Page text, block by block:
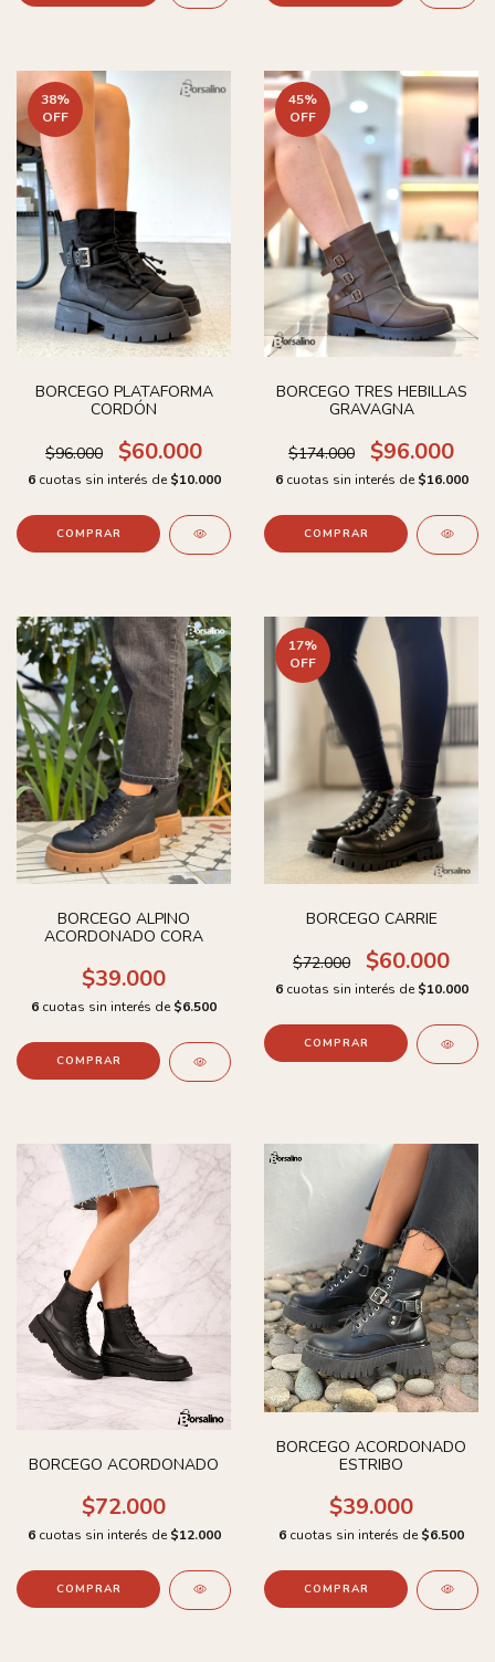
38%
OFF
BORCEGO PLATAFORMA
CORDÓN
$96.000 $60.000
6 cuotas sin interés de $10.000
COMPRAR
45%
OFF
BORCEGO TRES HEBILLAS
GRAVAGNA
$174.000 $96.000
6 cuotas sin interés de $16.000
COMPRAR
BORCEGO ALPINO
ACORDONADO CORA
$39.000
6 cuotas sin interés de $6.500
COMPRAR
17%
OFF
BORCEGO CARRIE
$72.000 $60.000
6 cuotas sin interés de $10.000
COMPRAR
BORCEGO ACORDONADO
$72.000
6 cuotas sin interés de $12.000
COMPRAR
BORCEGO ACORDONADO
ESTRIBO
$39.000
6 cuotas sin interés de $6.500
COMPRAR